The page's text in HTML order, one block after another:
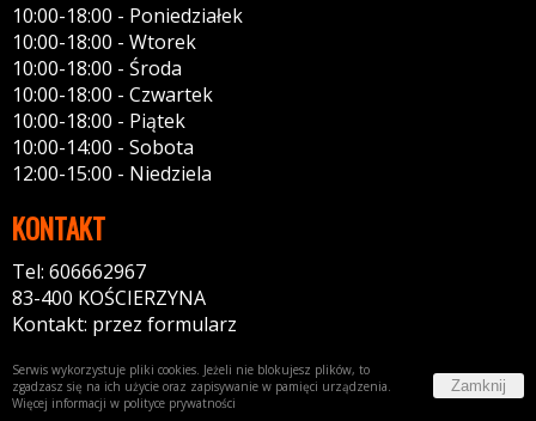
10:00-18:00 - Poniedziałek
10:00-18:00 - Wtorek
10:00-18:00 - Środa
10:00-18:00 - Czwartek
10:00-18:00 - Piątek
10:00-14:00 - Sobota
12:00-15:00 - Niedziela
KONTAKT
Tel: 606662967
83-400 KOŚCIERZYNA
Kontakt: przez formularz
Serwis wykorzystuje pliki cookies. Jeżeli nie blokujesz plików, to
zgadzasz się na ich użycie oraz zapisywanie w pamięci urządzenia.
Więcej informacji w polityce prywatności
Zamknij